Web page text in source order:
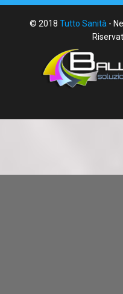
© 2018 Tutto Sanità -